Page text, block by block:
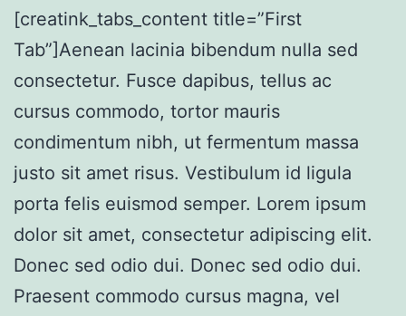
[creatink_tabs_content title=”First
Tab”]Aenean lacinia bibendum nulla sed
consectetur. Fusce dapibus, tellus ac
cursus commodo, tortor mauris
condimentum nibh, ut fermentum massa
justo sit amet risus. Vestibulum id ligula
porta felis euismod semper. Lorem ipsum
dolor sit amet, consectetur adipiscing elit.
Donec sed odio dui. Donec sed odio dui.
Praesent commodo cursus magna, vel